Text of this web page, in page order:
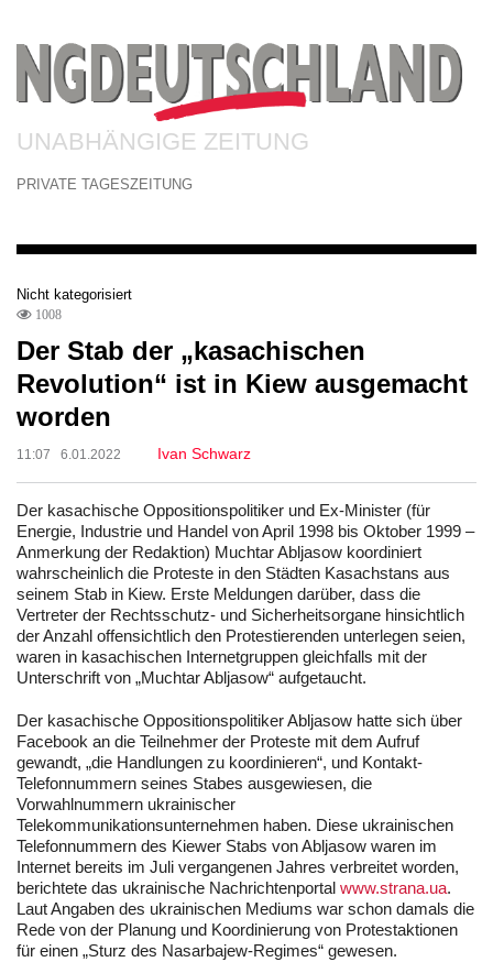
UNABHÄNGIGE ZEITUNG
PRIVATE TAGESZEITUNG
Nicht kategorisiert
1008
Der Stab der „kasachischen
Revolution“ ist in Kiew ausgemacht
worden
11:07 6.01.2022 Ivan Schwarz
Der kasachische Oppositionspolitiker und Ex-Minister (für
Energie, Industrie und Handel von April 1998 bis Oktober 1999 –
Anmerkung der Redaktion) Muchtar Abljasow koordiniert
wahrscheinlich die Proteste in den Städten Kasachstans aus
seinem Stab in Kiew. Erste Meldungen darüber, dass die
Vertreter der Rechtsschutz- und Sicherheitsorgane hinsichtlich
der Anzahl offensichtlich den Protestierenden unterlegen seien,
waren in kasachischen Internetgruppen gleichfalls mit der
Unterschrift von „Muchtar Abljasow“ aufgetaucht.
Der kasachische Oppositionspolitiker Abljasow hatte sich über
Facebook an die Teilnehmer der Proteste mit dem Aufruf
gewandt, „die Handlungen zu koordinieren“, und Kontakt-
Telefonnummern seines Stabes ausgewiesen, die
Vorwahlnummern ukrainischer
Telekommunikationsunternehmen haben. Diese ukrainischen
Telefonnummern des Kiewer Stabs von Abljasow waren im
Internet bereits im Juli vergangenen Jahres verbreitet worden,
berichtete das ukrainische Nachrichtenportal www.strana.ua.
Laut Angaben des ukrainischen Mediums war schon damals die
Rede von der Planung und Koordinierung von Protestaktionen
für einen „Sturz des Nasarbajew-Regimes“ gewesen.